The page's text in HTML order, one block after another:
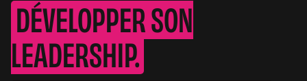
DÉVELOPPER SON
LEADERSHIP.